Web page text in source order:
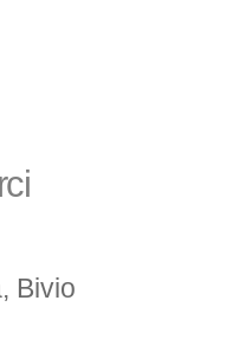
Bivio